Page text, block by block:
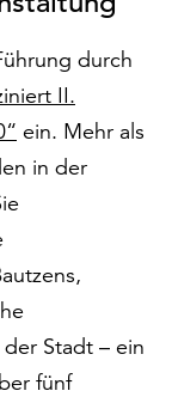
durch
II.
ein. Mehr als
in der
Stadt – ein
fünf